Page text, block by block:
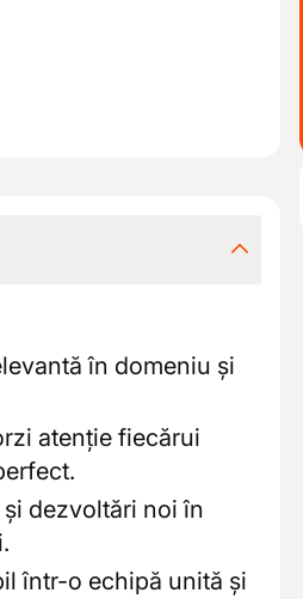
în domeniu și
atenție fiecărui
dezvoltări noi în
într-o echipă unită și